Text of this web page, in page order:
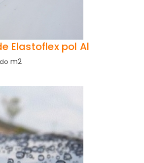
Elastoflex pol Al
m2